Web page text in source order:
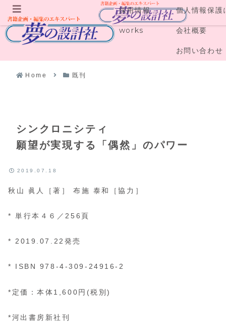
採用情報 個人情報保護
works 会社概要
お問い合わせ
Home 既刊
シンクロニシティ
願望が実現する「偶然」のパワー
2019.07.18
秋山 眞人［著］ 布施 泰和［協力］
* 単行本４６／256頁
* 2019.07.22発売
* ISBN 978-4-309-24916-2
*定価：本体1,600円(税別)
*河出書房新社刊
メニュー